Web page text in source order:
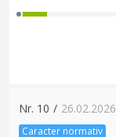
Nr. 10 / 26.02.2026
Caracter normativ